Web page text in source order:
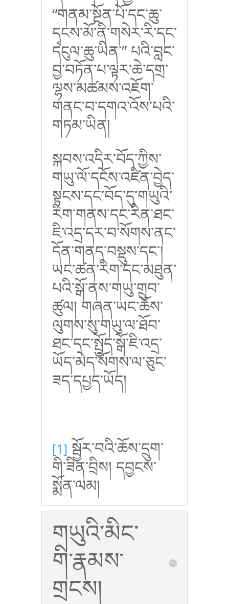
“གནམ་སྔོན་པོ་དང་ཆུ་
དྭངས་མོ་ནི་གསེར་རི་དང་
དངུལ་ཆུ་ཡིན་” པའི་བླང་
བྱ་བཏོན་པ་ལྟར་ཆེ་དགྲ་
ལྷས་མཚམས་འཇོག་
གནང་བ་དགའ་འོས་པའི་
གཏམ་ཡིན།
སྐབས་འདིར་བོད་ཀྱིས་
གཡུ་ལོ་དངོས་འཛིན་བྱེད་
སྟངས་དང་བོད་དུ་གཡུའི་
རིག་གནས་དང་རིན་ཐང་
ཇི་འདྲ་དར་བ་སོགས་ནང་
དོན་གནད་བསྡུས་དང་།
ཡང་ཚན་རིག་དང་མཐུན་
པའི་སྒོ་ནས་གཡུ་གྲུབ་
ཚུལ། གཞན་ཡང་ཆོས་
ལུགས་སུ་གཡུ་ལ་ཐོབ་
ཐང་དང་སྤྱོད་སྒོ་ཇི་འདྲ་
ཡོད་མེད་སོགས་ལ་ཅུང་
ཟད་དཔྱད་ཡོད།
[1] སྦྱོར་བའི་ཆོས་དྲུག་
གི་ཟིན་བྲིས། དབྱངས་
སྨོན་ལམ།
གཡུའི་མིང་
གི་རྣམས་
གྲངས།